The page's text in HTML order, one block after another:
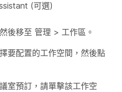
(可選)
然後移至 管理 > 工作區 。
要配置的工作空間，然後點
室預訂，請單擊該工作空